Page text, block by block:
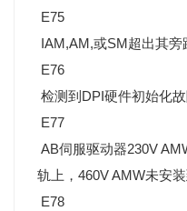
E75
IAM,AM,或SM超出其旁
E76
检测到DPI硬件初始化故
E77
AB伺服驱动器230V
轨上，460V AMW未安
E78